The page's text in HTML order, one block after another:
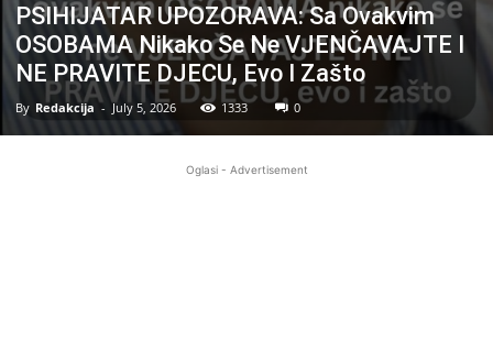
PSIHIJATAR UPOZORAVA: Sa Ovakvim
OSOBAMA Nikako Se Ne VJENČAVAJTE I
NE PRAVITE DJECU, Evo I Zašto
By Redakcija - July 5, 2026 1333 0
Oglasi - Advertisement